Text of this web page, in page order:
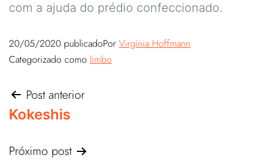
com a ajuda do prédio confeccionado.
20/05/2020 publicadoPor Virgínia Hoffmann
Categorizado como limbo
Post anterior
Kokeshis
Próximo post